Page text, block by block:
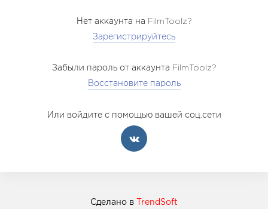
Нет аккаунта на FilmToolz?
Зарегистрируйтесь
Забыли пароль от аккаунта FilmToolz?
Восстановите пароль
Или войдите с помощью вашей соц.сети
Сделано в TrendSoft